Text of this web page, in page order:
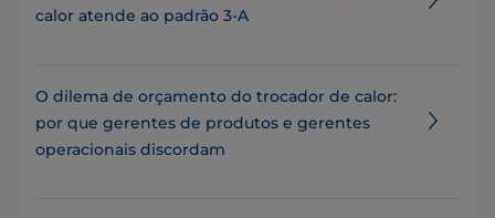
calor atende ao padrão 3-A
O dilema de orçamento do trocador de calor:
por que gerentes de produtos e gerentes
operacionais discordam